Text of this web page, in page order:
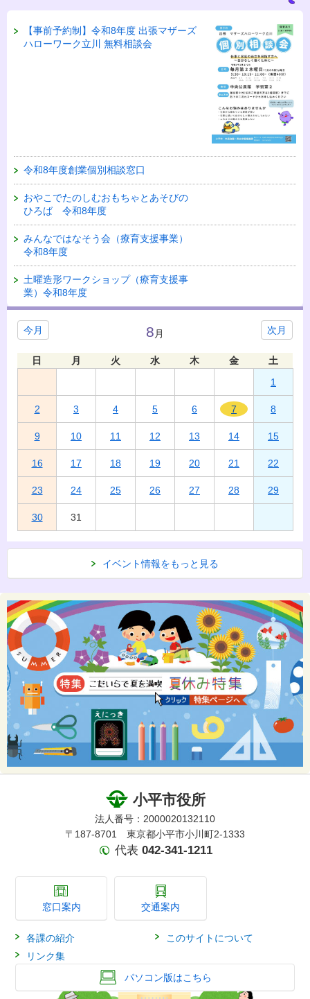
【事前予約制】令和8年度 出張マザーズ
ハローワーク立川 無料相談会
令和8年度創業個別相談窓口
おやこでたのしむおもちゃとあそびの
ひろば 令和8年度
みんなではなそう会（療育支援事業）
令和8年度
土曜造形ワークショップ（療育支援事
業）令和8年度
今月 次月
8月
日 月 火 水 木 金
土
1
2 3 4 5 6 7 8
9 10 11 12 13 14 15
16 17 18 19 20 21 22
23 24 25 26 27 28 29
30 31
イベント情報をもっと見る
小平市役所
法人番号：2000020132110
〒187-8701 東京都小平市小川町2-1333
代表 042-341-1211
窓口案内 交通案内
各課の紹介
このサイトについて
リンク集
パソコン版はこちら